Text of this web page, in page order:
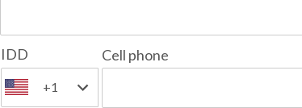
IDD
+1
Cell phone